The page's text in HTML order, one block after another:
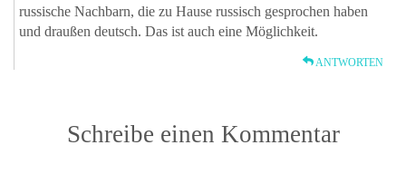
russische Nachbarn, die zu Hause russisch gesprochen haben
und draußen deutsch. Das ist auch eine Möglichkeit.
ANTWORTEN
Schreibe einen Kommentar